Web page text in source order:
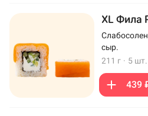
XL Фила
сыр.
211 г · 5 шт.
439